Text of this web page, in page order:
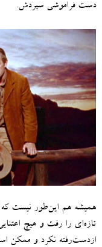
دست فراموشی سپردش.
همیشه هم این‌طور نیست که
تازه‌ای را رفت و هیچ
ازدست‌رفته نکرد و ممکن